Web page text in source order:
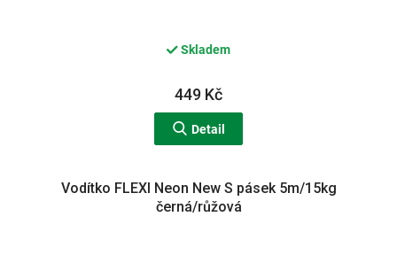
Skladem
449 Kč
Detail
Vodítko FLEXI Neon New S pásek 5m/15kg
černá/růžová